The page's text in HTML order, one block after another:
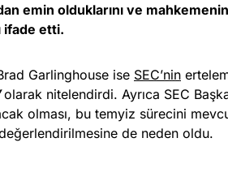
emin olduklarını ve
ifade etti.
Garlinghouse ise SEC’nin
olarak nitelendirdi. Ayrıca SEC
olması, bu temyiz sürecini
de neden oldu.